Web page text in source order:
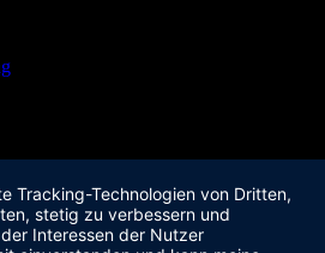
Tracking-Technologien von Dritten,
stetig zu verbessern und
Interessen der Nutzer